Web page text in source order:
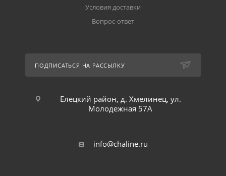
Условия доставки
Вопрос-ответ
ПОДПИСАТЬСЯ НА РАССЫЛКУ
Елецкий район, д. Хмелинец, ул.
Молодежная 57А
info@chaline.ru